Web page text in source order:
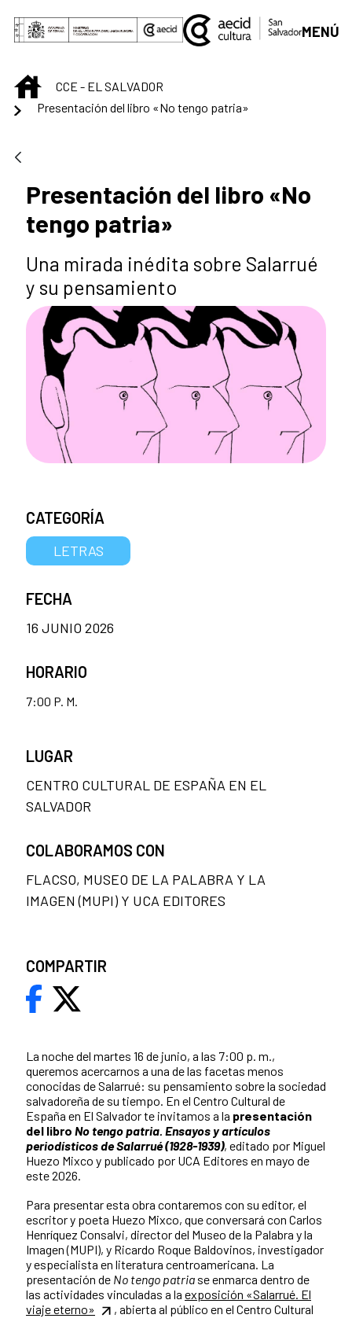
Saltar al contenido principal
MENÚ
INICIOCCE - EL SALVADOR
Presentación del libro «No tengo patria»
Presentación del libro «No
tengo patria»
Una mirada inédita sobre Salarrué
y su pensamiento
La noche del martes 16 de junio, a las 7:00 p. m.,
queremos acercarnos a una de las facetas menos
conocidas de Salarrué: su pensamiento sobre la sociedad
salvadoreña de su tiempo. En el Centro Cultural de
España en El Salvador te invitamos a la presentación
del libro No tengo patria. Ensayos y artículos
periodísticos de Salarrué (1928-1939), editado por Miguel
Huezo Mixco y publicado por UCA Editores en mayo de
este 2026.
Para presentar esta obra contaremos con su editor, el
escritor y poeta Huezo Mixco, que conversará con Carlos
Henríquez Consalvi, director del Museo de la Palabra y la
Imagen (MUPI), y Ricardo Roque Baldovinos, investigador
y especialista en literatura centroamericana. La
presentación de No tengo patria se enmarca dentro de
las actividades vinculadas a la exposición «Salarrué. El
viaje eterno»
, abierta al público en el Centro Cultural
CATEGORÍA
LETRAS
FECHA
16 JUNIO 2026
HORARIO
7:00 P. M.
LUGAR
CENTRO CULTURAL DE ESPAÑA EN EL
SALVADOR
COLABORAMOS CON
FLACSO, MUSEO DE LA PALABRA Y LA
IMAGEN (MUPI) Y UCA EDITORES
COMPARTIR